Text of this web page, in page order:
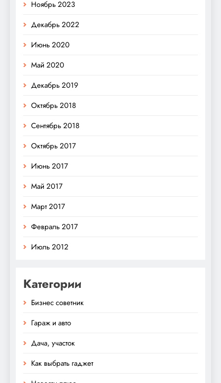
Ноябрь 2023
Декабрь 2022
Июнь 2020
Май 2020
Декабрь 2019
Октябрь 2018
Сентябрь 2018
Октябрь 2017
Июнь 2017
Май 2017
Март 2017
Февраль 2017
Июль 2012
Категории
Бизнес советник
Гараж и авто
Дача, участок
Как выбрать гаджет